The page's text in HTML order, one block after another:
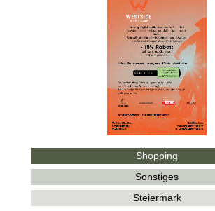
Shopping
Sonstiges
Steiermark